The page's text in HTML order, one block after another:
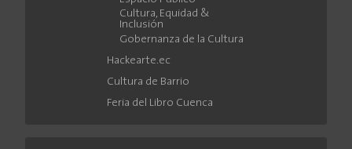
Cultura, Equidad &
Inclusión
Gobernanza de la Cultura
Hackearte.ec
Cultura de Barrio
Feria del Libro Cuenca